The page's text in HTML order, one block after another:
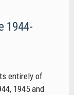
1944-
entirely of
1945 and